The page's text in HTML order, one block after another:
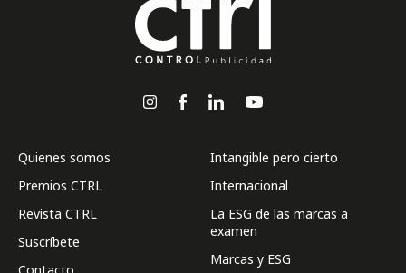
Quienes somos
Premios CTRL
Revista CTRL
Suscríbete
Intangible pero cierto
Internacional
La ESG de las marcas a
examen
Marcas y ESG